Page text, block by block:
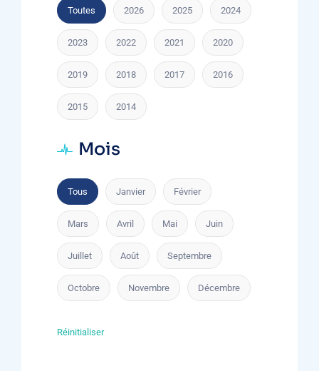
Toutes 2026 2025 2024
2023 2022 2021 2020
2019 2018 2017 2016
2015 2014
Mois
Tous Janvier Février
Mars Avril Mai Juin
Juillet Août Septembre
Octobre Novembre Décembre
Réinitialiser